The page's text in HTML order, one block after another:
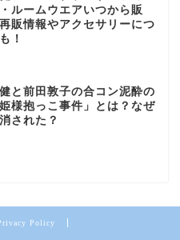
ルームウエアいつから販
販情報やアクセサリーにつ
！
と前田敦子の合コン泥酔の
姫様抱っこ事件」とは？なぜ
された？
Policy